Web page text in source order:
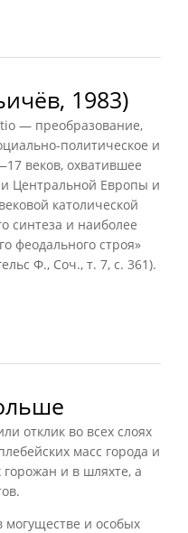
1983)
— преобразование,
политическое и
веков, охватившее
Центральной Европы и
католической
синтеза и наиболее
феодального строя»
Ф., Соч., т. 7, с. 361).
отклик во всех слоях
масс города и
горожан и в шляхте, а
и особых